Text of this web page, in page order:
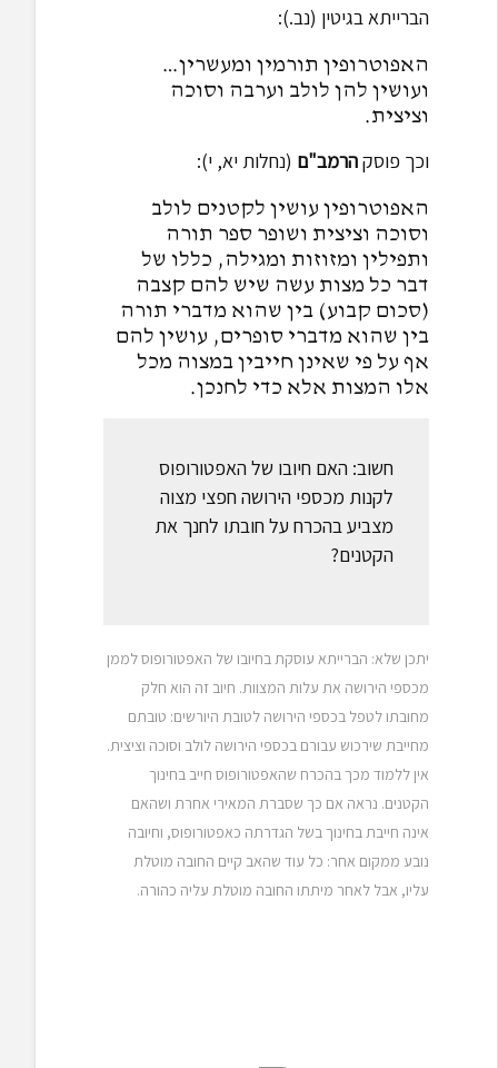
הברייתא בגיטין (נב.):
האפוטרופין תורמין ומעשרין…
ועושין להן לולב וערבה וסוכה
וציצית.
וכך פוסקהרמב"ם (נחלות יא, י):
האפוטרופין עושין לקטנים לולב
וסוכה וציצית ושופר ספר תורה
ותפילין ומזוזות ומגילה, כללו של
דבר כל מצות עשה שיש להם קצבה
(סכום קבוע) בין שהוא מדברי תורה
בין שהוא מדברי סופרים, עושין להם
אף על פי שאינן חייבין במצוה מכל
אלו המצות אלא כדי לחנכן.
חשוב: האם חיובו של האפטורופוס
לקנות מכספי הירושה חפצי מצוה
מצביע בהכרח על חובתו לחנך את
הקטנים?
יתכן שלא: הברייתא עוסקת בחיובו של האפטורופוס לממן
מכספי הירושה את עלות המצוות. חיוב זה הוא חלק
מחובתו לטפל בכספי הירושה לטובת היורשים: טובתם
מחייבת שירכוש עבורם בכספי הירושה לולב וסוכה וציצית.
אין ללמוד מכך בהכרח שהאפטורופוס חייב בחינוך
הקטנים. נראה אם כך שסברת המאירי אחרת ושהאם
אינה חייבת בחינוך בשל הגדרתה כאפטורופוס, וחיובה
נובע ממקום אחר: כל עוד שהאב קיים החובה מוטלת
עליו, אבל לאחר מיתתו החובה מוטלת עליה כהורה.